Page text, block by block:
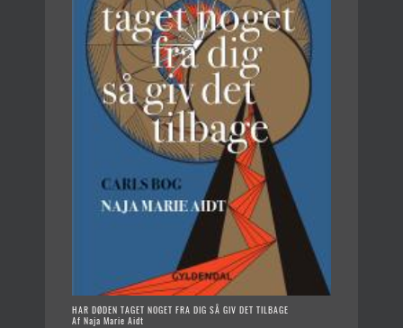
HAR DØDEN TAGET NOGET FRA DIG SÅ GIV DET TILBAGE
Af Naja Marie Aidt